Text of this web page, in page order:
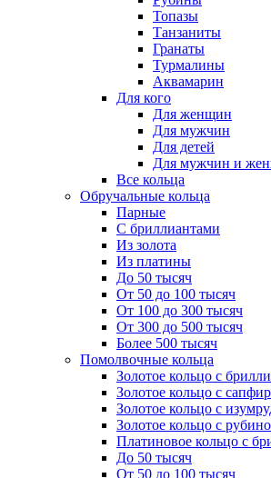
Топазы
Танзаниты
Гранаты
Турмалины
Аквамарин
Для кого
Для женщин
Для мужчин
Для детей
Для мужчин и
Все кольца
Обручальные кольца
Парные
С бриллиантами
Из золота
Из платины
До 50 тысяч
От 50 до 100 тысяч
От 100 до 300 тысяч
От 300 до 500 тысяч
Более 500 тысяч
Помолвочные кольца
Золотое кольцо с
Золотое кольцо с
Золотое кольцо с
Золотое кольцо с
Платиновое кольцо с
До 50 тысяч
От 50 до 100 тысяч